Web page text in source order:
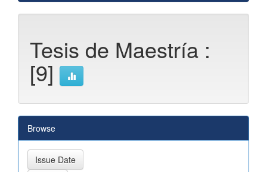
Tesis de Maestría :
[9]
Browse